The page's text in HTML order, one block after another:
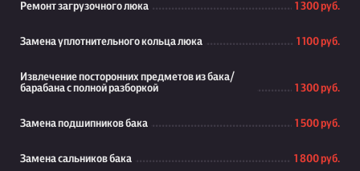
Ремонт загрузочного люка 1 300 руб.
Замена уплотнительного кольца люка 1 100 руб.
Извлечение посторонних предметов из бака/
барабана с полной разборкой
1 300 руб.
Замена подшипников бака 1 500 руб.
Замена сальников бака 1 800 руб.